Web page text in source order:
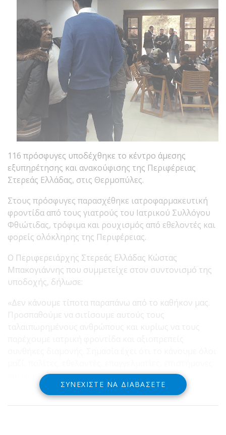
116 πρόσφυγες υποδέχθηκε το κέντρο άμεσης
εξυπηρέτησης και ανακούφισης της Περιφέρειας
Στερεάς Ελλάδας, στις Θερμοπύλες.
Στους πρόσφυγες παρασχέθηκε ιατροφαρμακευτική
φροντίδα από τους γιατρούς του Ιατρικού Συλλόγου
Φθιώτιδας, τρόφιμα και ρουχισμός από εθελοντές και
φορείς ολόκληρης της Περιφέρειας.
Ο Περιφερειάρχης Στερεάς Ελλάδας Κώστας
Μπακογιάννης που συμμετείχε στον συντονισμό της
υποδοχής, δήλωσε:
«Δεν κάνουμε τίποτα παραπάνω από το καθήκον μας.
Προσπαθούμε να σιτίσουμε αυτούς τους
και φορείς».
ΣΥΝΕΧΊΣΤΕ ΝΑ ΔΙΑΒΆΣΕΤΕ